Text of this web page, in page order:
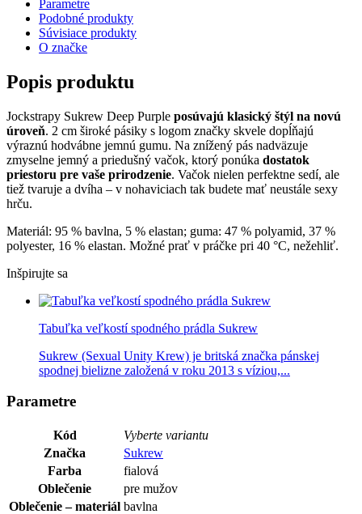
Parametre
Podobné produkty
Súvisiace produkty
O značke
Popis produktu
Jockstrapy Sukrew Deep Purple posúvajú klasický štýl na novú
úroveň. 2 cm široké pásiky s logom značky skvele dopĺňajú
výraznú hodvábne jemnú gumu. Na znížený pás nadväzuje
zmyselne jemný a priedušný vačok, ktorý ponúka dostatok
priestoru pre vaše prirodzenie. Vačok nielen perfektne sedí, ale
tiež tvaruje a dvíha – v nohaviciach tak budete mať neustále sexy
hrču.
Materiál: 95 % bavlna, 5 % elastan; guma: 47 % polyamid, 37 %
polyester, 16 % elastan. Možné prať v práčke pri 40 °C, nežehliť.
Inšpirujte sa
Tabuľka veľkostí spodného prádla Sukrew
Sukrew (Sexual Unity Krew) je britská značka pánskej
spodnej bielizne založená v roku 2013 s víziou,...
Parametre
Kód
Vyberte variantu
Značka
Sukrew
Farba
fialová
Oblečenie
pre mužov
Oblečenie – materiál bavlna